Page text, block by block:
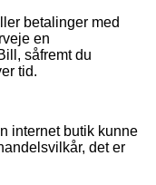
betalinger med
en
såfremt du
tid.
internet butik kunne
det er